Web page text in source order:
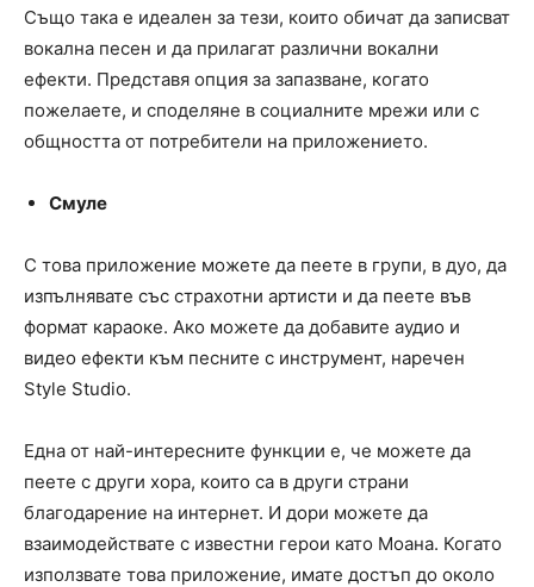
Също така е идеален за тези, които обичат да записват
вокална песен и да прилагат различни вокални
ефекти. Представя опция за запазване, когато
пожелаете, и споделяне в социалните мрежи или с
общността от потребители на приложението.
Смуле
С това приложение можете да пеете в групи, в дуо, да
изпълнявате със страхотни артисти и да пеете във
формат караоке. Ако можете да добавите аудио и
видео ефекти към песните с инструмент, наречен
Style Studio.
Една от най-интересните функции е, че можете да
пеете с други хора, които са в други страни
благодарение на интернет. И дори можете да
взаимодействате с известни герои като Моана. Когато
използвате това приложение, имате достъп до около